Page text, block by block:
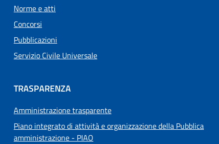
Norme e atti
Concorsi
Pubblicazioni
Servizio Civile Universale
TRASPARENZA
Amministrazione trasparente
Piano integrato di attività e organizzazione della Pubblica
amministrazione - PIAO